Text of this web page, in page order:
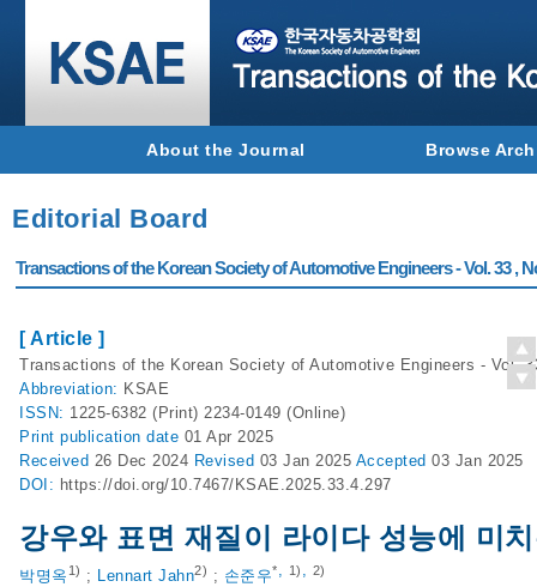
About the Journal Browse
Editorial Board
Transactions of the Korean Society of Automotive Engineers - Vol. 33 ,
[ Article ]
Transactions of the Korean Society of Automotive Engineers - Vol.
Abbreviation: KSAE
ISSN: 1225-6382 (Print) 2234-0149 (Online)
Print publication date 01 Apr 2025
Received 26 Dec 2024 Revised 03 Jan 2025 Accepted 03 Jan 2025
DOI: https://doi.org/10.7467/KSAE.2025.33.4.297
강우와 표면 재질이 라이다 성능에 미
박명옥 1) ; Lennart Jahn2) ; 손준우*, 1) , 2)